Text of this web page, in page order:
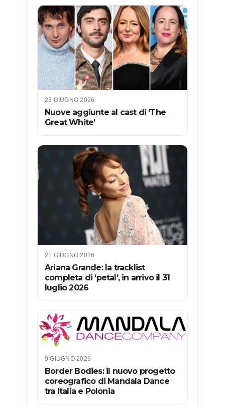
23 GIUGNO 2026
Nuove aggiunte al cast di ‘The
Great White’
21 GIUGNO 2026
Ariana Grande: la tracklist
completa di ‘petal’, in arrivo il 31
luglio 2026
9 GIUGNO 2026
Border Bodies: il nuovo progetto
coreografico di Mandala Dance
tra Italia e Polonia